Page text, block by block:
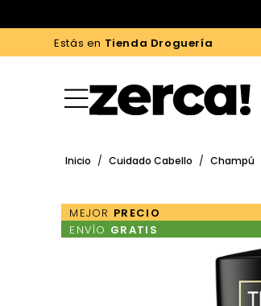
Estás en Tienda Droguería
Inicio / Cuidado Cabello / Champú
MEJOR PRECIO
ENVÍO GRATIS